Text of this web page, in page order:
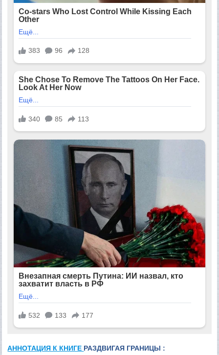
АННОТАЦИЯ К КНИГЕ РАЗДВИГАЯ ГРАНИЦЫ :